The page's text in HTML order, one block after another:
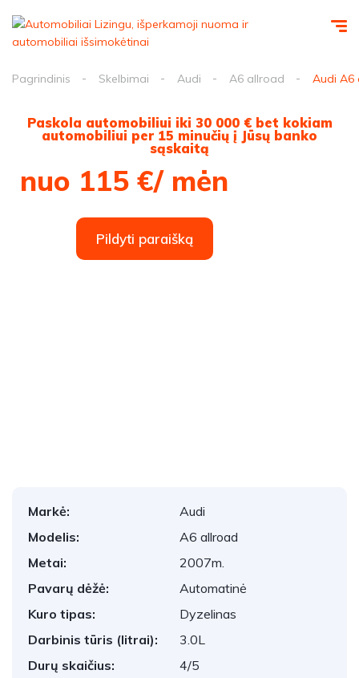
Pagrindinis Skelbimai Audi A6 allroad Audi A6
Paskola automobiliui iki 30 000 € bet kokiam
automobiliui per 15 minučių į Jūsų banko
sąskaitą
nuo 115 €/ mėn
Pildyti paraišką
Markė:
Audi
Modelis:
A6 allroad
Metai:
2007m.
Pavarų dėžė:
Automatinė
Kuro tipas:
Dyzelinas
Darbinis tūris (litrai):
3.0L
Durų skaičius:
4/5